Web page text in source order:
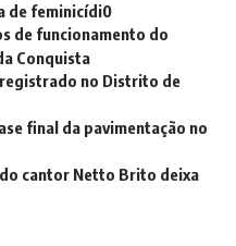
de feminicídi0
de funcionamento do
Conquista
no Distrito de
final da pavimentação no
cantor Netto Brito deixa